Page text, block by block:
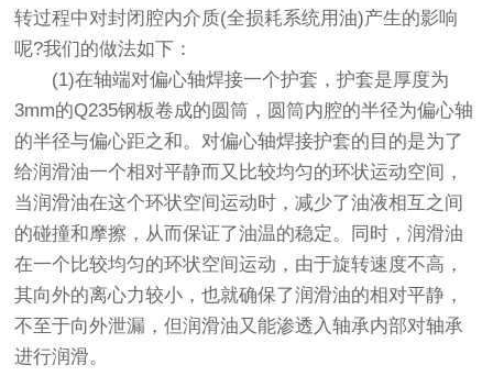
转过程中对封闭腔内介质(全损耗系统用油)产生的影响
呢?我们的做法如下：
(1)在轴端对偏心轴焊接一个护套，护套是厚度为
3mm的Q235钢板卷成的圆筒，圆筒内腔的半径为偏心轴
的半径与偏心距之和。对偏心轴焊接护套的目的是为了
给润滑油一个相对平静而又比较均匀的环状运动空间，
当润滑油在这个环状空间运动时，减少了油液相互之间
的碰撞和摩擦，从而保证了油温的稳定。同时，润滑油
在一个比较均匀的环状空间运动，由于旋转速度不高，
其向外的离心力较小，也就确保了润滑油的相对平静，
不至于向外泄漏，但润滑油又能渗透入轴承内部对轴承
进行润滑。